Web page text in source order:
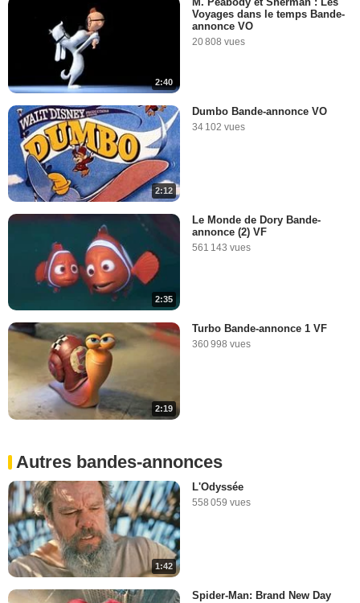
2:40
Voyages dans le temps Bande-
annonce VO
20 808 vues
2:12
Dumbo Bande-annonce VO
34 102 vues
2:35
Le Monde de Dory Bande-
annonce (2) VF
561 143 vues
2:19
Turbo Bande-annonce 1 VF
360 998 vues
Autres bandes-annonces
1:42
L'Odyssée
558 059 vues
Spider-Man: Brand New Day